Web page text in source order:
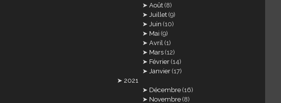
Août (8)
Juillet (9)
Juin (10)
Mai (9)
Avril (1)
Mars (12)
Février (14)
Janvier (17)
2021
Décembre (16)
Novembre (8)